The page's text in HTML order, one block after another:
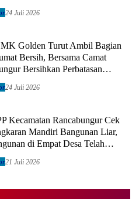
Daerah
24 Juli 2026
Golden Turut Ambil Bagian
Bersih, Bersama Camat
Bersihkan Perbatasan
24 Juli 2026
Kecamatan Rancabungur Cek
Mandiri Bangunan Liar,
di Empat Desa Telah
21 Juli 2026